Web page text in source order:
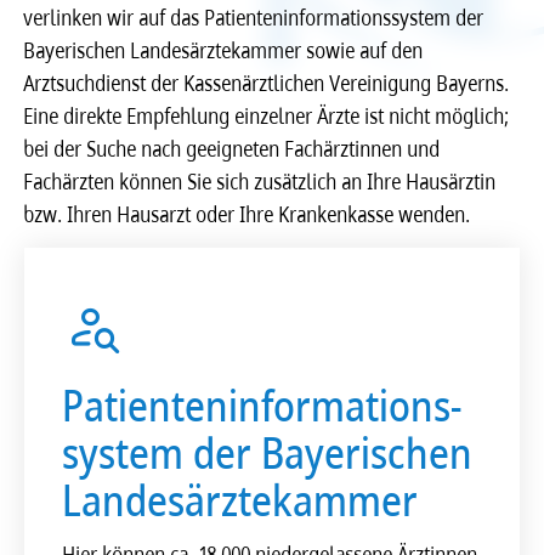
verlinken wir auf das Patienteninformationssystem der
Bayerischen Landesärztekammer sowie auf den
Arztsuchdienst der Kassenärztlichen Vereinigung Bayerns.
Eine direkte Empfehlung einzelner Ärzte ist nicht möglich;
bei der Suche nach geeigneten Fachärztinnen und
Fachärzten können Sie sich zusätzlich an Ihre Hausärztin
bzw. Ihren Hausarzt oder Ihre Krankenkasse wenden.
Pati­en­ten­in­for­ma­ti­ons­
sys­tem der Baye­ri­schen
Landes­ärz­te­kam­mer